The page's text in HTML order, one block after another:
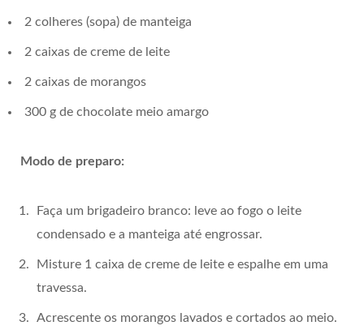
2 colheres (sopa) de manteiga
2 caixas de creme de leite
2 caixas de morangos
300 g de chocolate meio amargo
Modo de preparo:
Faça um brigadeiro branco: leve ao fogo o leite
condensado e a manteiga até engrossar.
Misture 1 caixa de creme de leite e espalhe em uma
travessa.
Acrescente os morangos lavados e cortados ao meio.